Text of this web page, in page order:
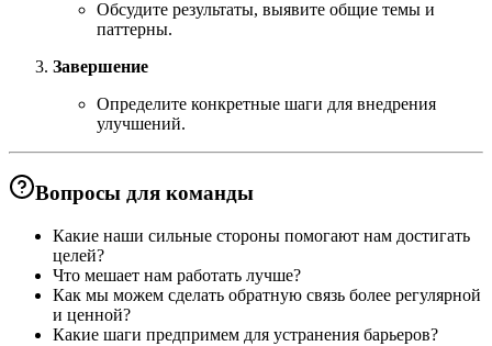
Обсудите результаты, выявите общие темы и
паттерны.
Завершение
Определите конкретные шаги для внедрения
улучшений.
Вопросы для команды
Какие наши сильные стороны помогают нам достигать
целей?
Что мешает нам работать лучше?
Как мы можем сделать обратную связь более регулярной
и ценной?
Какие шаги предпримем для устранения барьеров?